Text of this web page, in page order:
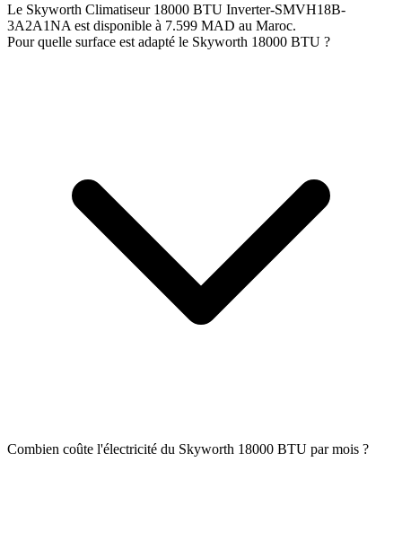
Le Skyworth Climatiseur 18000 BTU Inverter-SMVH18B-
3A2A1NA est disponible à 7.599 MAD au Maroc.
Pour quelle surface est adapté le Skyworth 18000 BTU ?
Combien coûte l'électricité du Skyworth 18000 BTU par mois ?